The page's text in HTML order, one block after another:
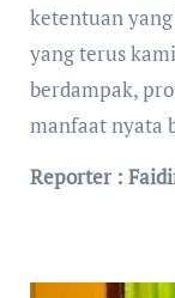
ketentuan
yang terus
berdampak,
manfaat nyata
Reporter :